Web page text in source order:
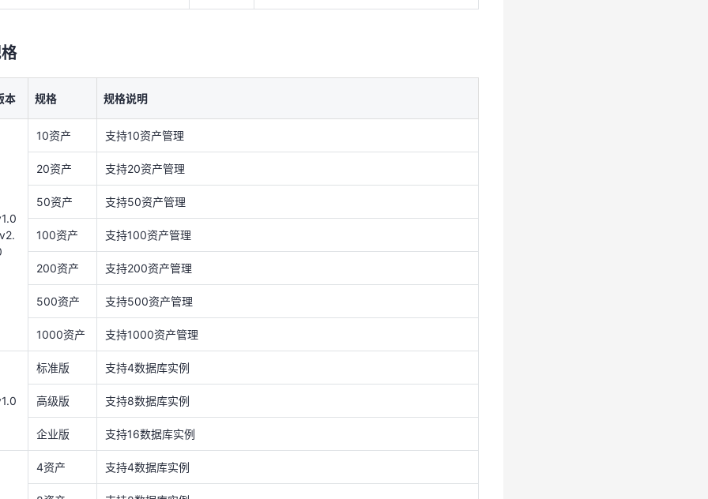
100资产 支持100资产管理
500资产 支持500资产管理
1000资产 支持1000资产管理
标准版 支持4数据库实例
企业版 支持16数据库实例
4资产 支持4数据库实例
8资产 支持8数据库实例
16资产 支持16数据库实例
32资产 支持32数据库实例
存储扩容 支持对数据盘进行扩容
10资产 支持10个IP地址
20资产 支持20个IP地址
本 规格 规格说明
10资产 支持10资产管理
20资产 支持20资产管理
50资产 支持50资产管理
100资产 支持100资产管理
200资产 支持200资产管理
500资产 支持500资产管理
1000资产 支持1000资产管理
标准版 支持4数据库实例
高级版 支持8数据库实例
企业版 支持16数据库实例
4资产 支持4数据库实例